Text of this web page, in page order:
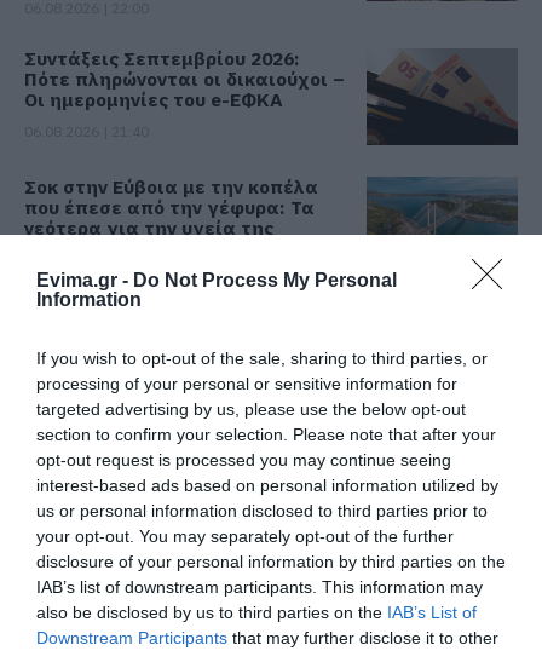
Evima.gr - Do Not Process My Personal
Information
If you wish to opt-out of the sale, sharing to third parties, or
processing of your personal or sensitive information for
targeted advertising by us, please use the below opt-out
section to confirm your selection. Please note that after your
opt-out request is processed you may continue seeing
interest-based ads based on personal information utilized by
us or personal information disclosed to third parties prior to
your opt-out. You may separately opt-out of the further
disclosure of your personal information by third parties on the
IAB’s list of downstream participants. This information may
also be disclosed by us to third parties on the IAB’s List of
Downstream Participants that may further disclose it to other
Συντάξεις Σεπτεμβρίου 2026:
Πότε πληρώνονται οι δικαιούχοι –
Οι ημερομηνίες του e-ΕΦΚΑ
Σοκ στην Εύβοια με την κοπέλα
που έπεσε από την γέφυρα: Τα
νεότερα για την υγεία της
– Νέο βίντεο
06.08.2026 | 21:00
Καφές: Τα οφέλη της μέτριας
κατανάλωσης σύμφωνα με ειδικό
στο μικροβίωμα του εντέρου
06.08.2026 | 21:00
«Ανάσα» για τους αγρότες στην
Εύβοια: Ολοκληρώθηκε μεγάλο
έργο
06.08.2026 | 20:40
Όλες οι τελευταίες ειδήσεις
ΠΕΡΙΣΣΟΤΕΡΑ ΑΠΟ ΕΙΔΗΣΕΙΣ ΕΥΒΟΙΑ
Φωτιά στη Σκύρο:
Χωρίς ενεργό μέτωπο –
Συνελήφθη 63χρονη
για τη φωτιά στη Σκύρο